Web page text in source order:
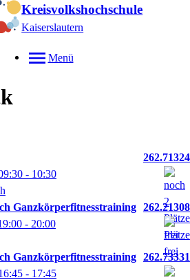
Kreisvolkshochschule
Kaiserslautern
Menü
262.71324
- 10:30
Ganzkörperfitnesstraining 262.21308
- 20:00
Ganzkörperfitnesstraining 262.73331
- 17:45